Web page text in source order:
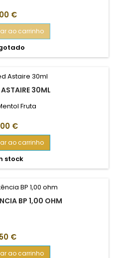
€
ao carrinho
ASTAIRE 30ML
Fruta
€
ao carrinho
stock
BP 1,00 OHM
€
ao carrinho